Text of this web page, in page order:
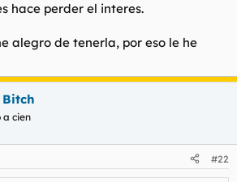
hace perder el interes.
alegro de tenerla, por eso le he
a cien
#22